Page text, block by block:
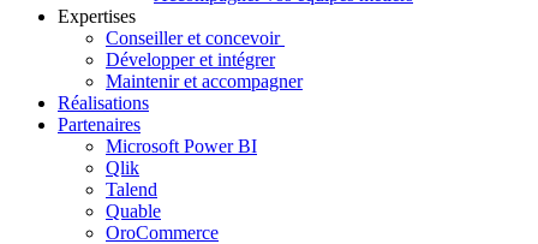
Expertises
Conseiller et concevoir
Développer et intégrer
Maintenir et accompagner
Réalisations
Partenaires
Microsoft Power BI
Qlik
Talend
Quable
OroCommerce